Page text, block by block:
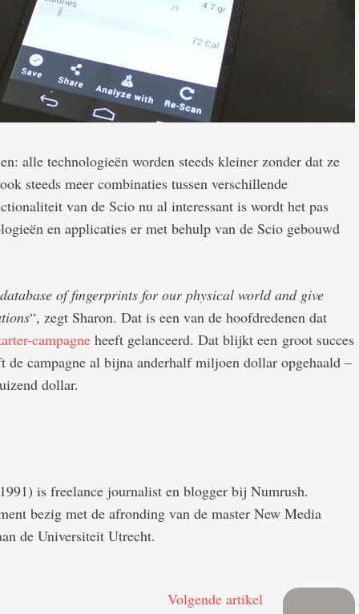
alle technologieën worden steeds kleiner zonder dat ze
steeds meer combinaties tussen verschillende
van de Scio nu al interessant is wordt het pas
en applicaties er met behulp van de Scio gebouwd
of fingerprints for our physical world and give
“, zegt Sharon. Dat is een van de hoofdredenen dat
campagne heeft gelanceerd. Dat blijkt een groot succes
de campagne al bijna anderhalf miljoen dollar opgehaald –
dollar.
is freelance journalist en blogger bij Numrush.
bezig met de afronding van de master New Media
de Universiteit Utrecht.
Volgende artikel